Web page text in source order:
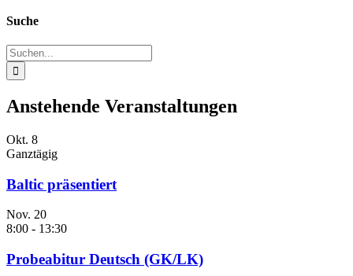
Suche
Suche
nach:
Anstehende Veranstaltungen
Okt. 8
Ganztägig
Baltic präsentiert
Nov. 20
8:00 - 13:30
Probeabitur Deutsch (GK/LK)